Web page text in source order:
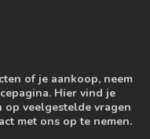
of je aankoop, neem
Hier vind je
veelgestelde vragen
met ons op te nemen.